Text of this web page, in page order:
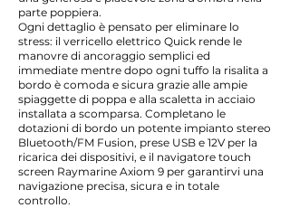
parte poppiera.
Ogni dettaglio è pensato per eliminare lo
stress: il verricello elettrico Quick rende le
manovre di ancoraggio semplici ed
immediate mentre dopo ogni tuffo la risalita a
bordo è comoda e sicura grazie alle ampie
spiaggette di poppa e alla scaletta in acciaio
installata a scomparsa. Completano le
dotazioni di bordo un potente impianto stereo
Bluetooth/FM Fusion, prese USB e 12V per la
ricarica dei dispositivi, e il navigatore touch
screen Raymarine Axiom 9 per garantirvi una
navigazione precisa, sicura e in totale
controllo.